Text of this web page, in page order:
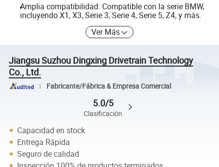
Amplia compatibilidad: Compatible con la serie BMW,
incluyendo X1, X3, Serie 3, Serie 4, Serie 5, Z4, y más.
Ver Más
Jiangsu Suzhou Dingxing Drivetrain Technology
Co., Ltd.
Fabricante/Fábrica & Empresa Comercial
5.0/5
Clasificación
Capacidad en stock
Entrega Rápida
Seguro de calidad